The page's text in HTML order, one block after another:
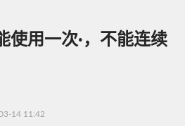
使用一次·，不能连续
14 11:42